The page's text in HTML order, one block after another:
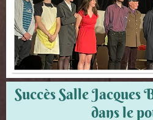
Succès Salle Jacques
dans le